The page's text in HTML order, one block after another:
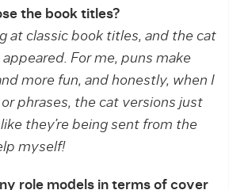
the book titles?
at classic book titles, and the cat
For me, puns make
more fun, and honestly, when I
phrases, the cat versions just
they’re being sent from the
myself!
role models in terms of cover